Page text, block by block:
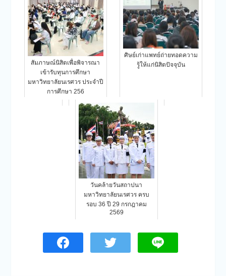
สัมภาษณ์นิสิตเพื่อพิจารณา
เข้ารับทุนการศึกษา
มหาวิทยาลัยนเรศวร ประจำปี
การศึกษา 256
ศิษย์เก่าแพทย์ถ่ายทอดความ
รู้ให้แก่นิสิตปัจจุบัน
วันคล้ายวันสถาปนา
มหาวิทยาลัยนเรศวร ครบ
รอบ 36 ปี 29 กรกฎาคม
2569